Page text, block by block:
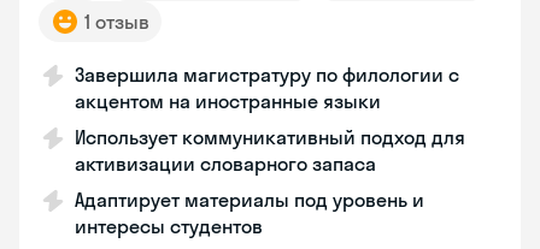
1 отзыв
Завершила магистратуру по филологии с
акцентом на иностранные языки
Использует коммуникативный подход для
активизации словарного запаса
Адаптирует материалы под уровень и
интересы студентов